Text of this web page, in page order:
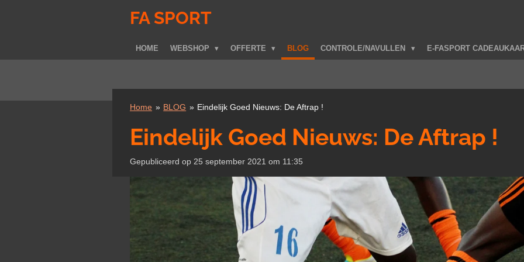
FA SPORT
HOME WEBSHOP OFFERTE BLOG CONTROLE/NAVULLEN E-FASPORT
Home » BLOG » Eindelijk Goed Nieuws: De Aftrap !
Eindelijk Goed Nieuws: De Aftrap !
Gepubliceerd op 25 september 2021 om 11:35